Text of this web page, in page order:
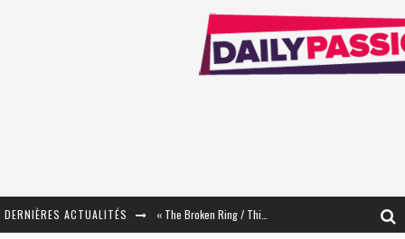
DERNIÈRES ACTUALITÉS